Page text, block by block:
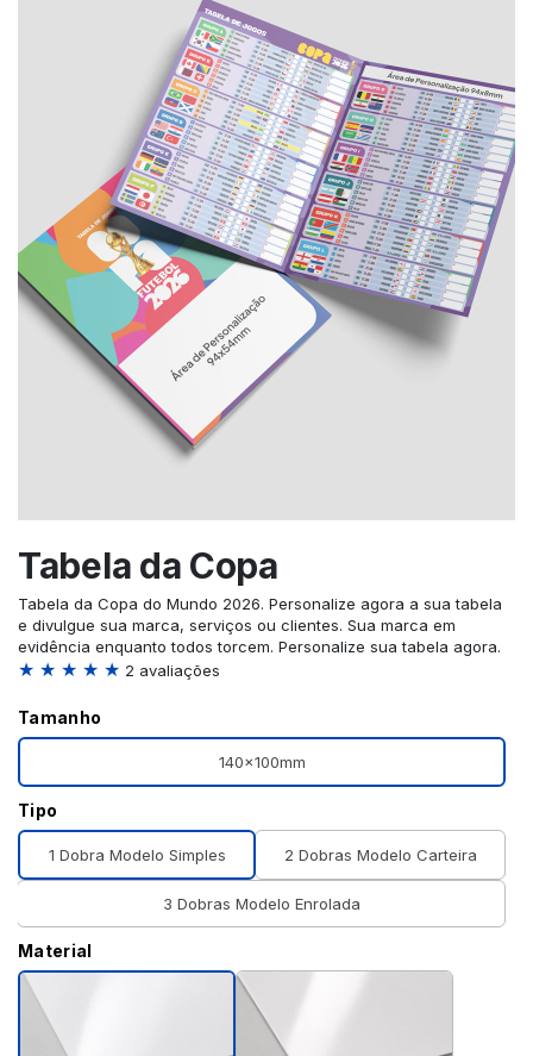
Tabela da Copa
Tabela da Copa do Mundo 2026. Personalize agora a sua tabela
e divulgue sua marca, serviços ou clientes. Sua marca em
evidência enquanto todos torcem. Personalize sua tabela agora.
★ ★ ★ ★ ★ 2 avaliações
Tamanho
140x100mm
Tipo
1 Dobra Modelo Simples 2 Dobras Modelo Carteira
3 Dobras Modelo Enrolada
Material